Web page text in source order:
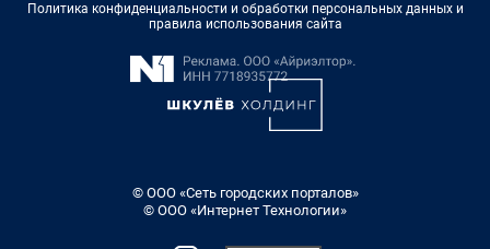
Политика конфиденциальности и обработки персональных данных и
правила использования сайта
© ООО «Сеть городских порталов»
© ООО «Интернет Технологии»